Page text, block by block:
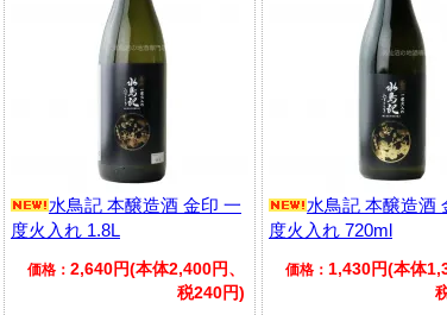
水鳥記 本醸造酒 金印 一
度火入れ 1.8L
価格： 2,640円(本体2,400円、
税240円)
水鳥記 本醸造酒
度火入れ 720ml
価格： 1,430円(本体